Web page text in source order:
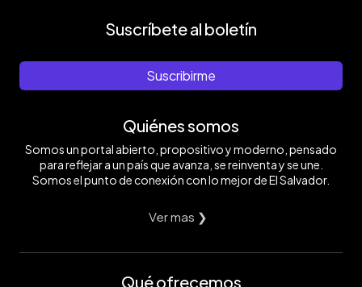
Suscríbete al boletín
Suscribirme
Quiénes somos
Somos un portal abierto, propositivo y moderno, pensado
para reflejar a un país que avanza, se reinventa y se une.
Somos el punto de conexión con lo mejor de El Salvador.
Ver mas ❯
Qué ofrecemos